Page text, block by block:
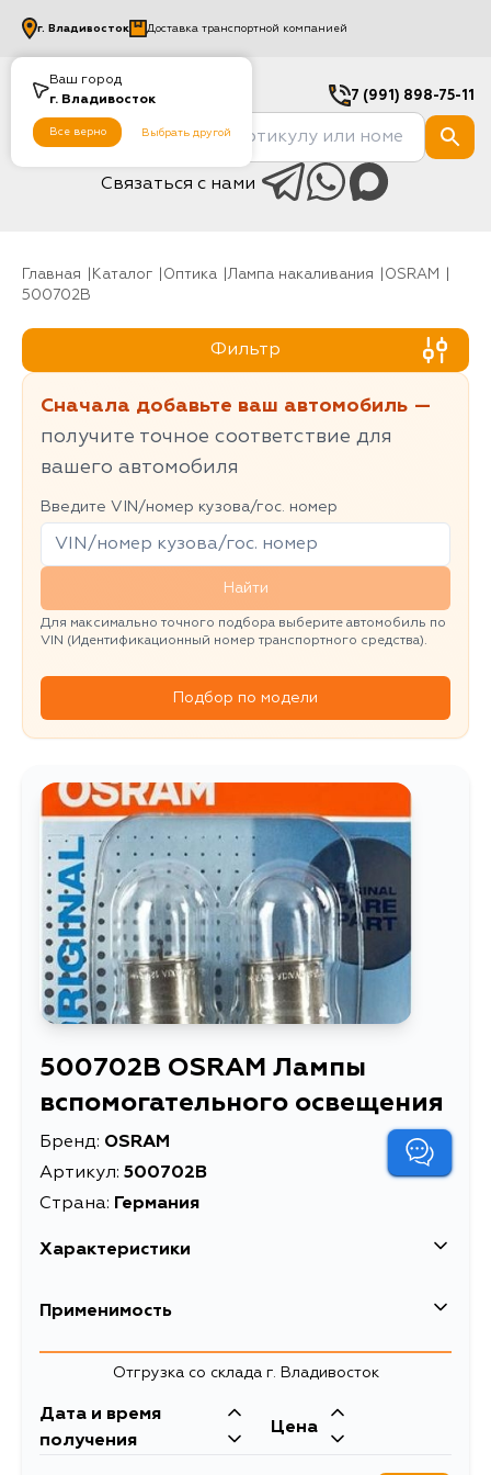
Ваш город
г. Владивосток
Все верно Выбрать другой
г. Владивосток Доставка транспортной компанией
7 (991) 898-75-11
Связаться с нами
Главная Каталог Оптика Лампа накаливания
OSRAM
500702B
Фильтр
Сначала добавьте ваш автомобиль —
получите точное соответствие для
вашего автомобиля
Введите VIN/номер кузова/гос. номер
Найти
Для максимально точного подбора выберите автомобиль по
VIN (Идентификационный номер транспортного средства).
Подбор по модели
500702B OSRAM Лампы
вспомогательного освещения
Бренд: OSRAM
Артикул: 500702B
Страна: Германия
Характеристики
EAN-13
Длина упаковки, мм
Масса, кг 0.01078289
Применимость
Отгрузка со склада г. Владивосток
Дата и время
получения
Цена